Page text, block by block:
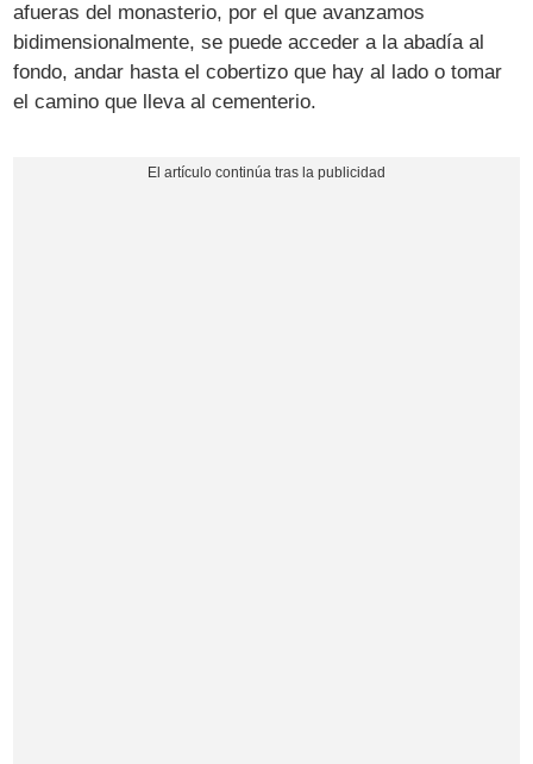
afueras del monasterio, por el que avanzamos
bidimensionalmente, se puede acceder a la abadía al
fondo, andar hasta el cobertizo que hay al lado o tomar
el camino que lleva al cementerio.